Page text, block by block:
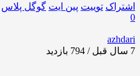
اشتراک توییت پین ایت گوگل‌ پلاس
0
azhdari
7 سال قبل / 794
بازدید